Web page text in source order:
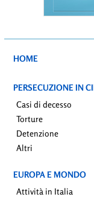
HOME
PERSECUZIONE IN
Casi di decesso
Torture
Detenzione
Altri
EUROPA E MONDO
Attività in Italia